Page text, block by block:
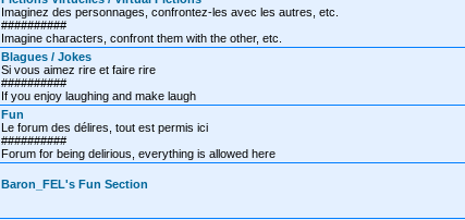
Imaginez des personnages, confrontez-les avec les autres, etc.
##########
Imagine characters, confront them with the other, etc.
Blagues / Jokes
Si vous aimez rire et faire rire
##########
If you enjoy laughing and make laugh
Fun
Le forum des délires, tout est permis ici
##########
Forum for being delirious, everything is allowed here
Baron_FEL's Fun Section